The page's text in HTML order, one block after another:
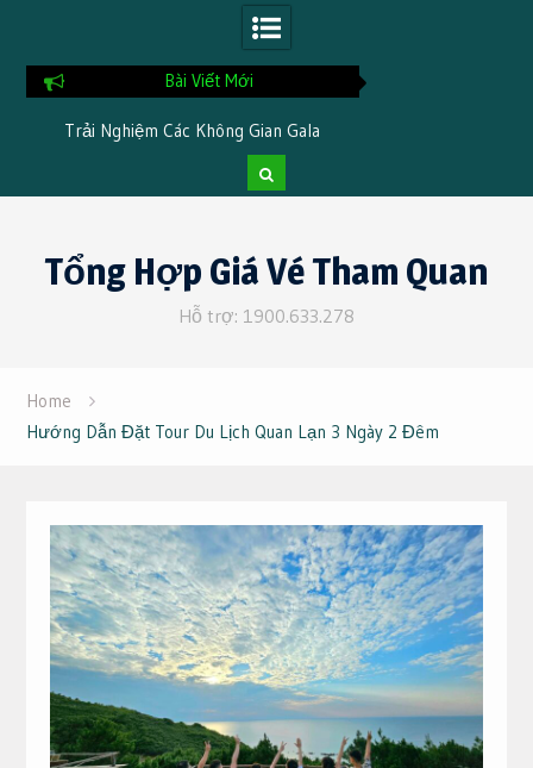
Bài Viết Mới
Trải Nghiệm Các Không Gian Gala
Dinner Đặc Trưng Khi Đi Du Lịch Tại
Cần Thơ 3 Ngày 2 Đêm
contentTổng Hợp Giá Vé Tham Quan
Hỗ trợ: 1900.633.278
Home
Hướng Dẫn Đặt Tour Du Lịch Quan Lạn 3 Ngày 2 Đêm